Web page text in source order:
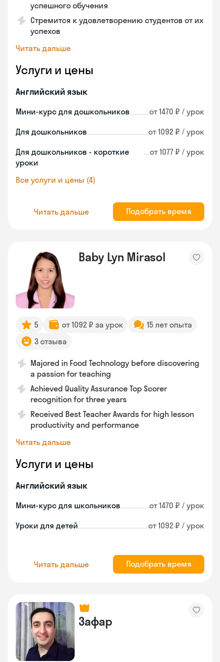
успешного обучения
Стремится к удовлетворению студентов от их
успехов
Читать дальше
Услуги и цены
Английский язык
Мини-курс для дошкольников от 1470 ₽ / урок
Для дошкольников от 1092 ₽ / урок
Для дошкольников - короткие
уроки
от 1077 ₽ / урок
Все услуги и цены (4)
Читать дальше Подобрать время
Baby Lyn Mirasol
5 от 1092 ₽ за урок
15 лет опыта
3 отзыва
Majored in Food Technology before discovering
a passion for teaching
Achieved Quality Assurance Top Scorer
recognition for three years
Received Best Teacher Awards for high lesson
productivity and performance
Читать дальше
Услуги и цены
Английский язык
Мини-курс для школьников от 1470 ₽ / урок
Уроки для детей от 1092 ₽ / урок
Читать дальше Подобрать время
Зафар